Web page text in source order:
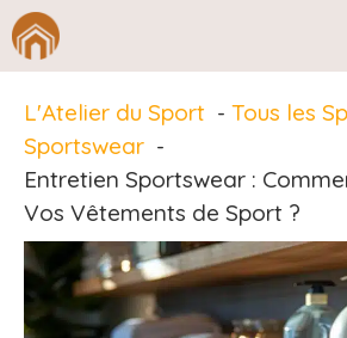
Aller
au
L'Atelier du Sport
Tous les
Sportswear
Entretien Sportswear :
Vos Vêtements de Sport ?